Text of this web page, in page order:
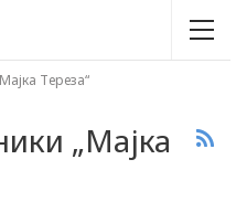
Тереза“
„Мајка